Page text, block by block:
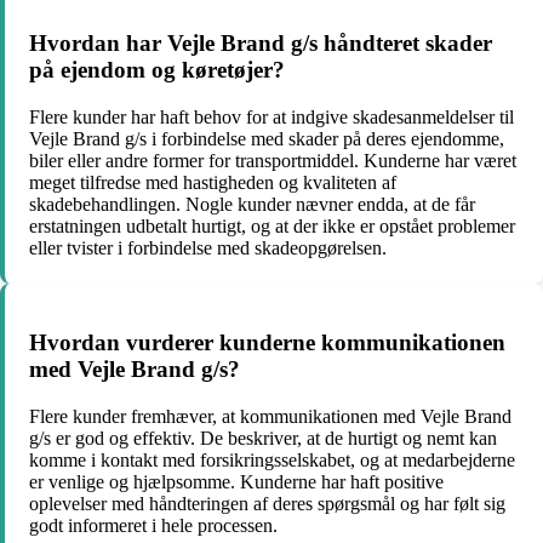
Hvordan har Vejle Brand g/s håndteret skader
på ejendom og køretøjer?
Flere kunder har haft behov for at indgive skadesanmeldelser til
Vejle Brand g/s i forbindelse med skader på deres ejendomme,
biler eller andre former for transportmiddel. Kunderne har været
meget tilfredse med hastigheden og kvaliteten af
skadebehandlingen. Nogle kunder nævner endda, at de får
erstatningen udbetalt hurtigt, og at der ikke er opstået problemer
eller tvister i forbindelse med skadeopgørelsen.
Hvordan vurderer kunderne kommunikationen
med Vejle Brand g/s?
Flere kunder fremhæver, at kommunikationen med Vejle Brand
g/s er god og effektiv. De beskriver, at de hurtigt og nemt kan
komme i kontakt med forsikringsselskabet, og at medarbejderne
er venlige og hjælpsomme. Kunderne har haft positive
oplevelser med håndteringen af deres spørgsmål og har følt sig
godt informeret i hele processen.